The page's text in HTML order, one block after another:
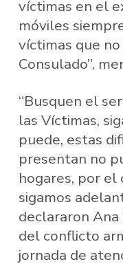
víctimas en el
móviles
víctimas que
Consulado”,
“Busquen el
las Víctimas,
puede, estas
presentan no
hogares, por el
sigamos
declararon
del conflicto
jornada de